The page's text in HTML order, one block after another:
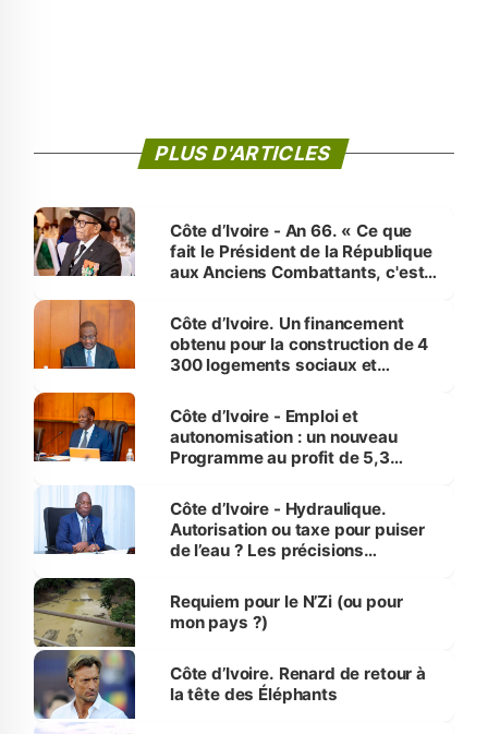
PLUS D'ARTICLES
Côte d’Ivoire - An 66. « Ce que
fait le Président de la République
aux Anciens Combattants, c'est
Côte d’Ivoire. Un financement
obtenu pour la construction de 4
300 logements sociaux et
et Yamoussoukro
Côte d’Ivoire - Emploi et
autonomisation : un nouveau
Programme au profit de 5,3
Côte d’Ivoire - Hydraulique.
Autorisation ou taxe pour puiser
de l’eau ? Les précisions
Requiem pour le N’Zi (ou pour
mon pays ?)
Côte d’Ivoire. Renard de retour à
la tête des Éléphants